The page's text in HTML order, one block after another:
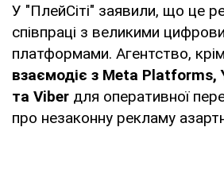
У "ПлейСіті" заявили, що це
співпраці з великими
платформами. Агентство,
взаємодіє з Meta Platforms,
та Viber для оперативної
про незаконну рекламу